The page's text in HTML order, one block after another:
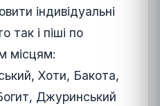
індивідуальні
так і піші по
місцям:
Хоти, Бакота,
Джуринський